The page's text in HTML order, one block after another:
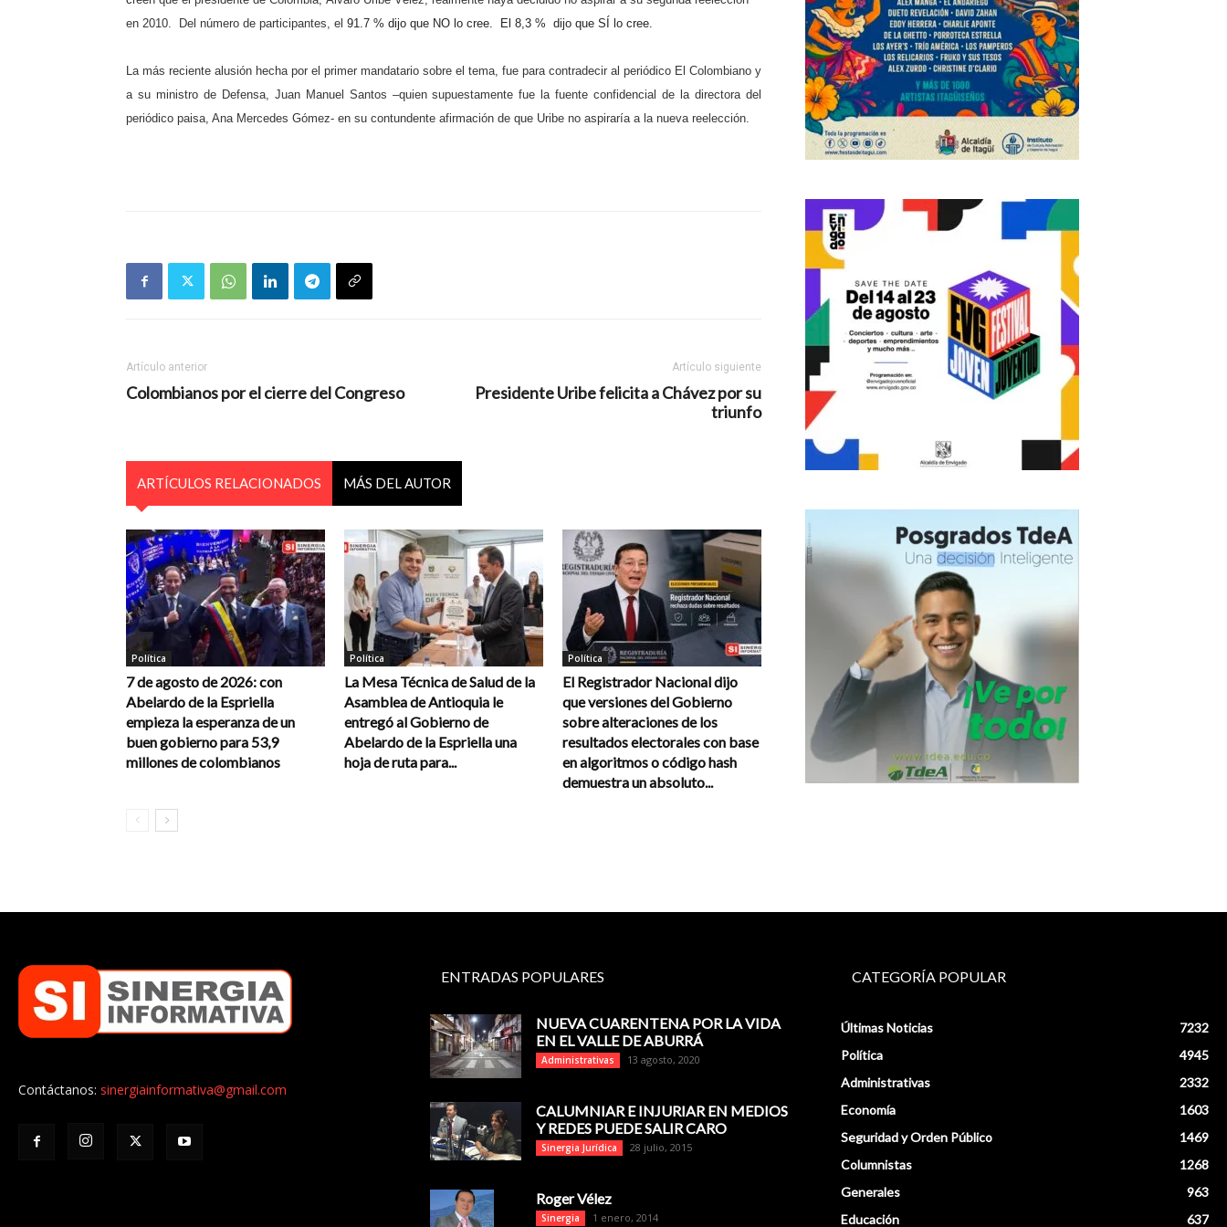
en 2010.
Del número de participantes, el 91.7 % dijo que NO lo cree. El 8,3 % dijo que SÍ lo cree.
La más reciente alusión hecha por el primer mandatario sobre el tema, fue para contradecir al periódico El Colombiano y
a su ministro de Defensa, Juan Manuel Santos –quien supuestamente fue la fuente confidencial de la directora del
periódico paisa, Ana Mercedes Gómez- en su contundente afirmación de que Uribe no aspiraría a la nueva reelección.
Artículo anterior
Colombianos por el cierre del Congreso
Artículo siguiente
Presidente Uribe felicita a Chávez por su
triunfo
ARTÍCULOS RELACIONADOS MÁS DEL AUTOR
Política
7 de agosto de 2026: con
Abelardo de la Espriella
empieza la esperanza de un
buen gobierno para 53,9
millones de colombianos
Política
La Mesa Técnica de Salud de la
Asamblea de Antioquia le
entregó al Gobierno de
Abelardo de la Espriella una
hoja de ruta para...
Política
El Registrador Nacional dijo
que versiones del Gobierno
sobre alteraciones de los
resultados electorales con base
en algoritmos o código hash
demuestra un absoluto...
Contáctanos: sinergiainformativa@gmail.com
ENTRADAS POPULARES
NUEVA CUARENTENA POR LA VIDA
EN EL VALLE DE ABURRÁ
Administrativas 13 agosto, 2020
CALUMNIAR E INJURIAR EN MEDIOS
Y REDES PUEDE SALIR CARO
Sinergia Jurídica 28 julio, 2015
Roger Vélez
Sinergia 1 enero, 2014
CATEGORÍA POPULAR
Últimas Noticias
7232
Política
4945
Administrativas
2332
Economía
1603
Seguridad y Orden Público
1469
Columnistas
1268
Generales
963
Educación
637